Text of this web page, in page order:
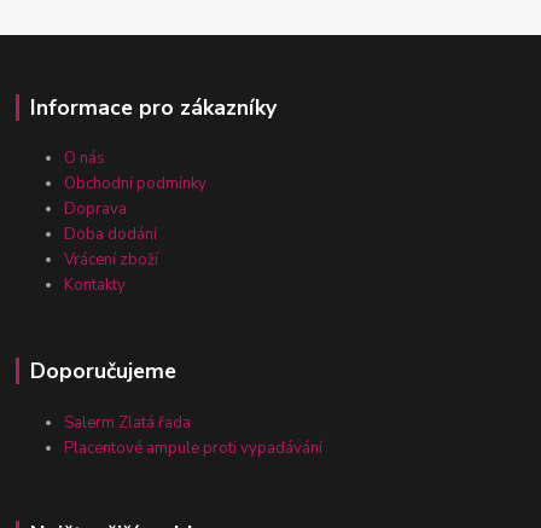
Informace pro zákazníky
O nás
Obchodní podmínky
Doprava
Doba dodání
Vrácení zboží
Kontakty
Doporučujeme
Salerm Zlatá řada
Placentové ampule proti vypadávání